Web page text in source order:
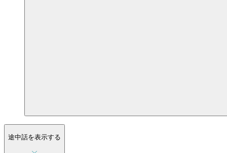
途中話を表示する